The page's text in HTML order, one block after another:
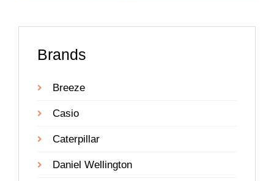
Brands
Breeze
Casio
Caterpillar
Daniel Wellington